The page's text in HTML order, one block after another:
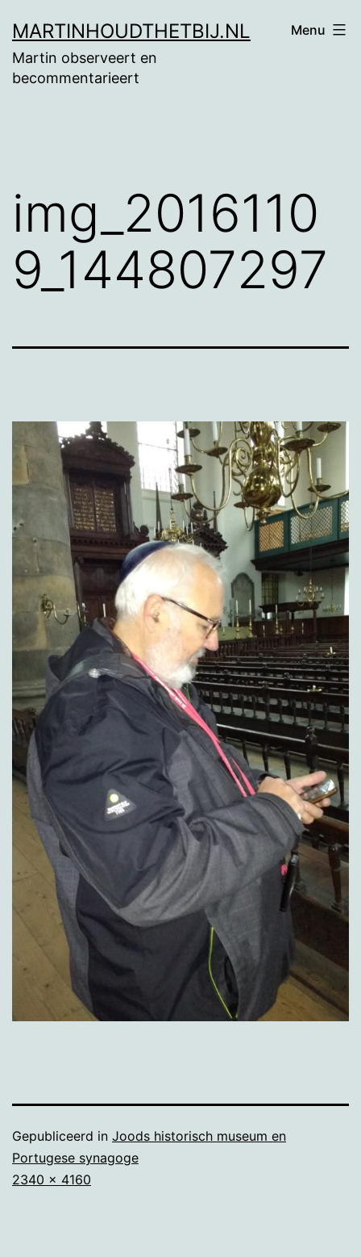
naar
de
MARTINHOUDTHETBIJ.NL
Martin observeert en
becommentarieert
Menu
img_2016110
9_144807297
Gepubliceerd in Joods historisch museum en
Portugese synagoge
Volledige
2340 × 4160